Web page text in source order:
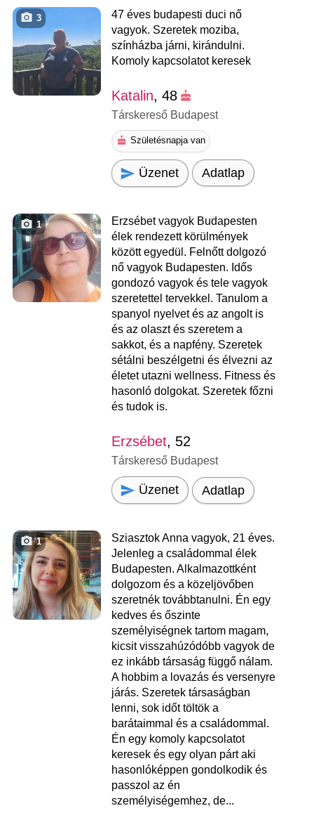
3
47 éves budapesti duci nő
vagyok. Szeretek moziba,
színházba járni, kirándulni.
Komoly kapcsolatot keresek
Katalin, 48
Társkereső Budapest
Születésnapja van
Üzenet Adatlap
1
Erzsébet vagyok Budapesten
élek rendezett körülmények
között egyedül. Felnőtt dolgozó
nő vagyok Budapesten. Idős
gondozó vagyok és tele vagyok
szeretettel tervekkel. Tanulom a
spanyol nyelvet és az angolt is
és az olaszt és szeretem a
sakkot, és a napfény. Szeretek
sétálni beszélgetni és élvezni az
életet utazni wellness. Fitness és
hasonló dolgokat. Szeretek főzni
és tudok is.
Erzsébet, 52
Társkereső Budapest
Üzenet Adatlap
1
Sziasztok Anna vagyok, 21 éves.
Jelenleg a családommal élek
Budapesten. Alkalmazottként
dolgozom és a közeljövőben
szeretnék továbbtanulni. Én egy
kedves és őszinte
személyiségnek tartom magam,
kicsit visszahúzódóbb vagyok de
ez inkább társaság függő nálam.
A hobbim a lovazás és versenyre
járás. Szeretek társaságban
lenni, sok időt töltök a
barátaimmal és a családommal.
Én egy komoly kapcsolatot
keresek és egy olyan párt aki
hasonlóképpen gondolkodik és
passzol az én
személyiségemhez, de...